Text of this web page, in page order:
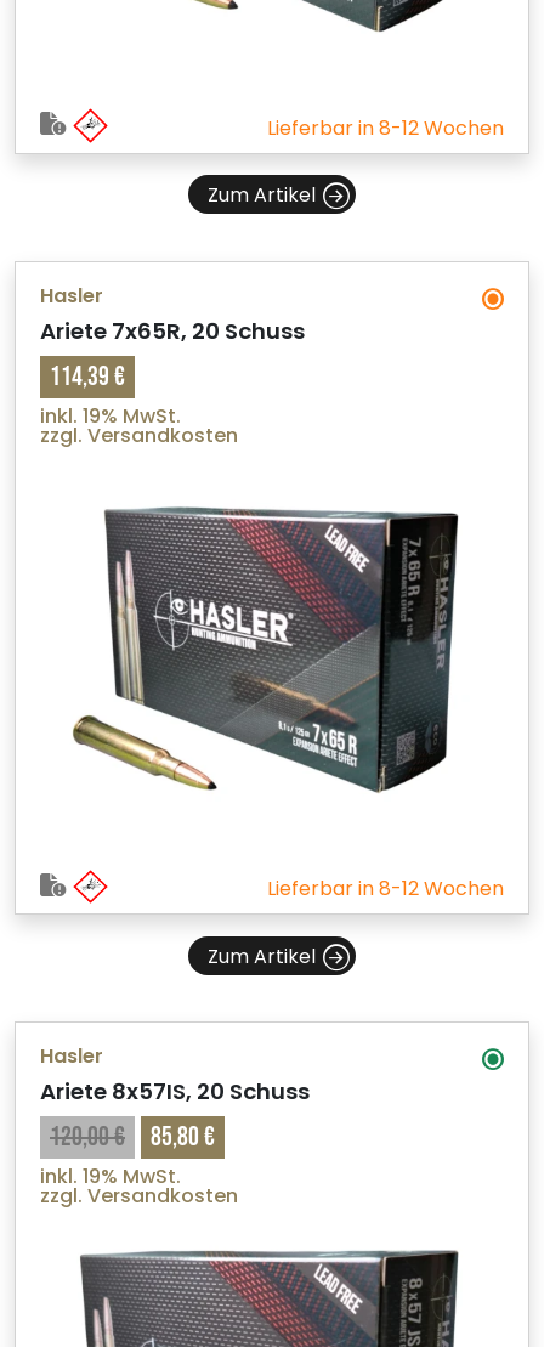
Lieferbar in 8-12 Wochen
Zum Artikel
Hasler
Ariete 7x65R, 20 Schuss
114,39 €
inkl. 19% MwSt.
zzgl. Versandkosten
Lieferbar in 8-12 Wochen
Zum Artikel
Hasler
Ariete 8x57IS, 20 Schuss
120,00 € 85,80 €
inkl. 19% MwSt.
zzgl. Versandkosten